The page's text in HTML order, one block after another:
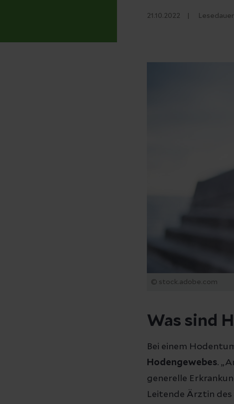
21.10.2022
© stock.adobe.com
Was sind
Bei einem
Hodengewebes.
generelle
Leitende Ärztin